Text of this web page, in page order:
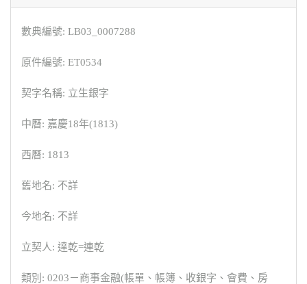
數典編號: LB03_0007288
原件編號: ET0534
契字名稱: 立生銀字
中曆: 嘉慶18年(1813)
西曆: 1813
舊地名: 不詳
今地名: 不詳
立契人: 達乾=連乾
類別: 0203－商事金融(帳單、帳簿、收銀字、會費、房